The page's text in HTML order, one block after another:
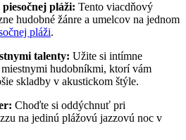
pláži: Tento viacdňový
hudobné žánre a umelcov na jednom
pláži.
talenty: Užite si intímne
hudobníkmi, ktorí vám
skladby v akustickom štýle.
Choďte si oddýchnuť pri
na jedinú plážovú jazzovú noc v